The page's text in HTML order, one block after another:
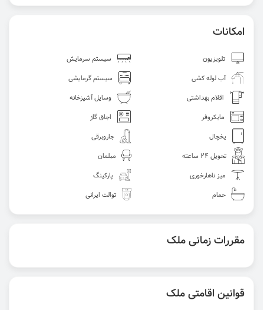
امکانات
تلویزیون
سیستم سرمایش
آب لوله کشی
سیستم گرمایشی
اقلام بهداشتی
وسایل آشپزخانه
مایکروفر
اجاق گاز
یخچال
جاروبرقی
تحویل 24 ساعته
مبلمان
میز ناهارخوری
پارکینگ
حمام
توالت ایرانی
مقررات زمانی ملک
قوانین اقامتی ملک